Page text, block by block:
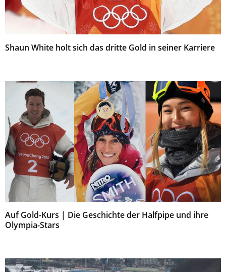
Shaun White holt sich das dritte Gold in seiner Karriere
Auf Gold-Kurs | Die Geschichte der Halfpipe und ihre
Olympia-Stars